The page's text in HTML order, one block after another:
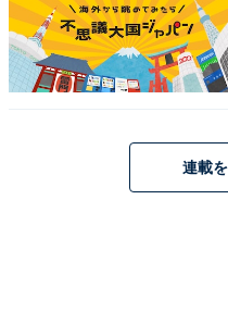
また、「ViVi国宝級イケ
果たし、端正なルックス
躍。CMでも人気が高く、
回答者からは、「万人受
し、頭の回転も速そう」
連載